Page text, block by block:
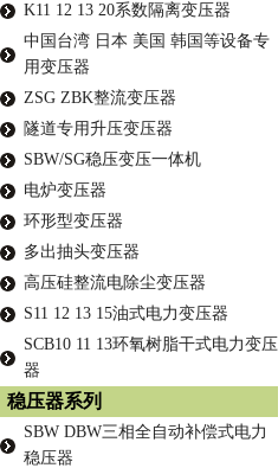
K11 12 13 20系数隔离变压器
中国台湾 日本 美国 韩国等设备专
用变压器
ZSG ZBK整流变压器
隧道专用升压变压器
SBW/SG稳压变压一体机
电炉变压器
环形型变压器
多出抽头变压器
高压硅整流电除尘变压器
S11 12 13 15油式电力变压器
SCB10 11 13环氧树脂干式电力变压
器
稳压器系列
SBW DBW三相全自动补偿式电力
稳压器